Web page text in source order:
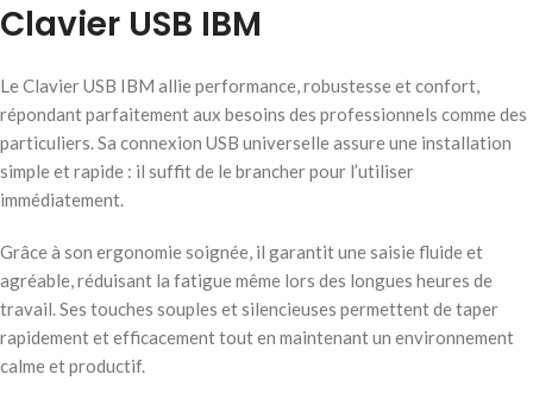
Clavier USB IBM
Le Clavier USB IBM allie performance, robustesse et confort,
répondant parfaitement aux besoins des professionnels comme des
particuliers. Sa connexion USB universelle assure une installation
simple et rapide : il suffit de le brancher pour l’utiliser
immédiatement.
Grâce à son ergonomie soignée, il garantit une saisie fluide et
agréable, réduisant la fatigue même lors des longues heures de
travail. Ses touches souples et silencieuses permettent de taper
rapidement et efficacement tout en maintenant un environnement
calme et productif.